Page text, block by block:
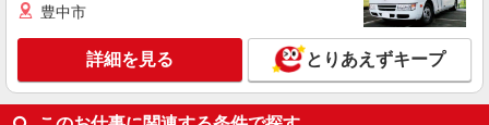
豊中市
詳細を見る とりあえずキープ